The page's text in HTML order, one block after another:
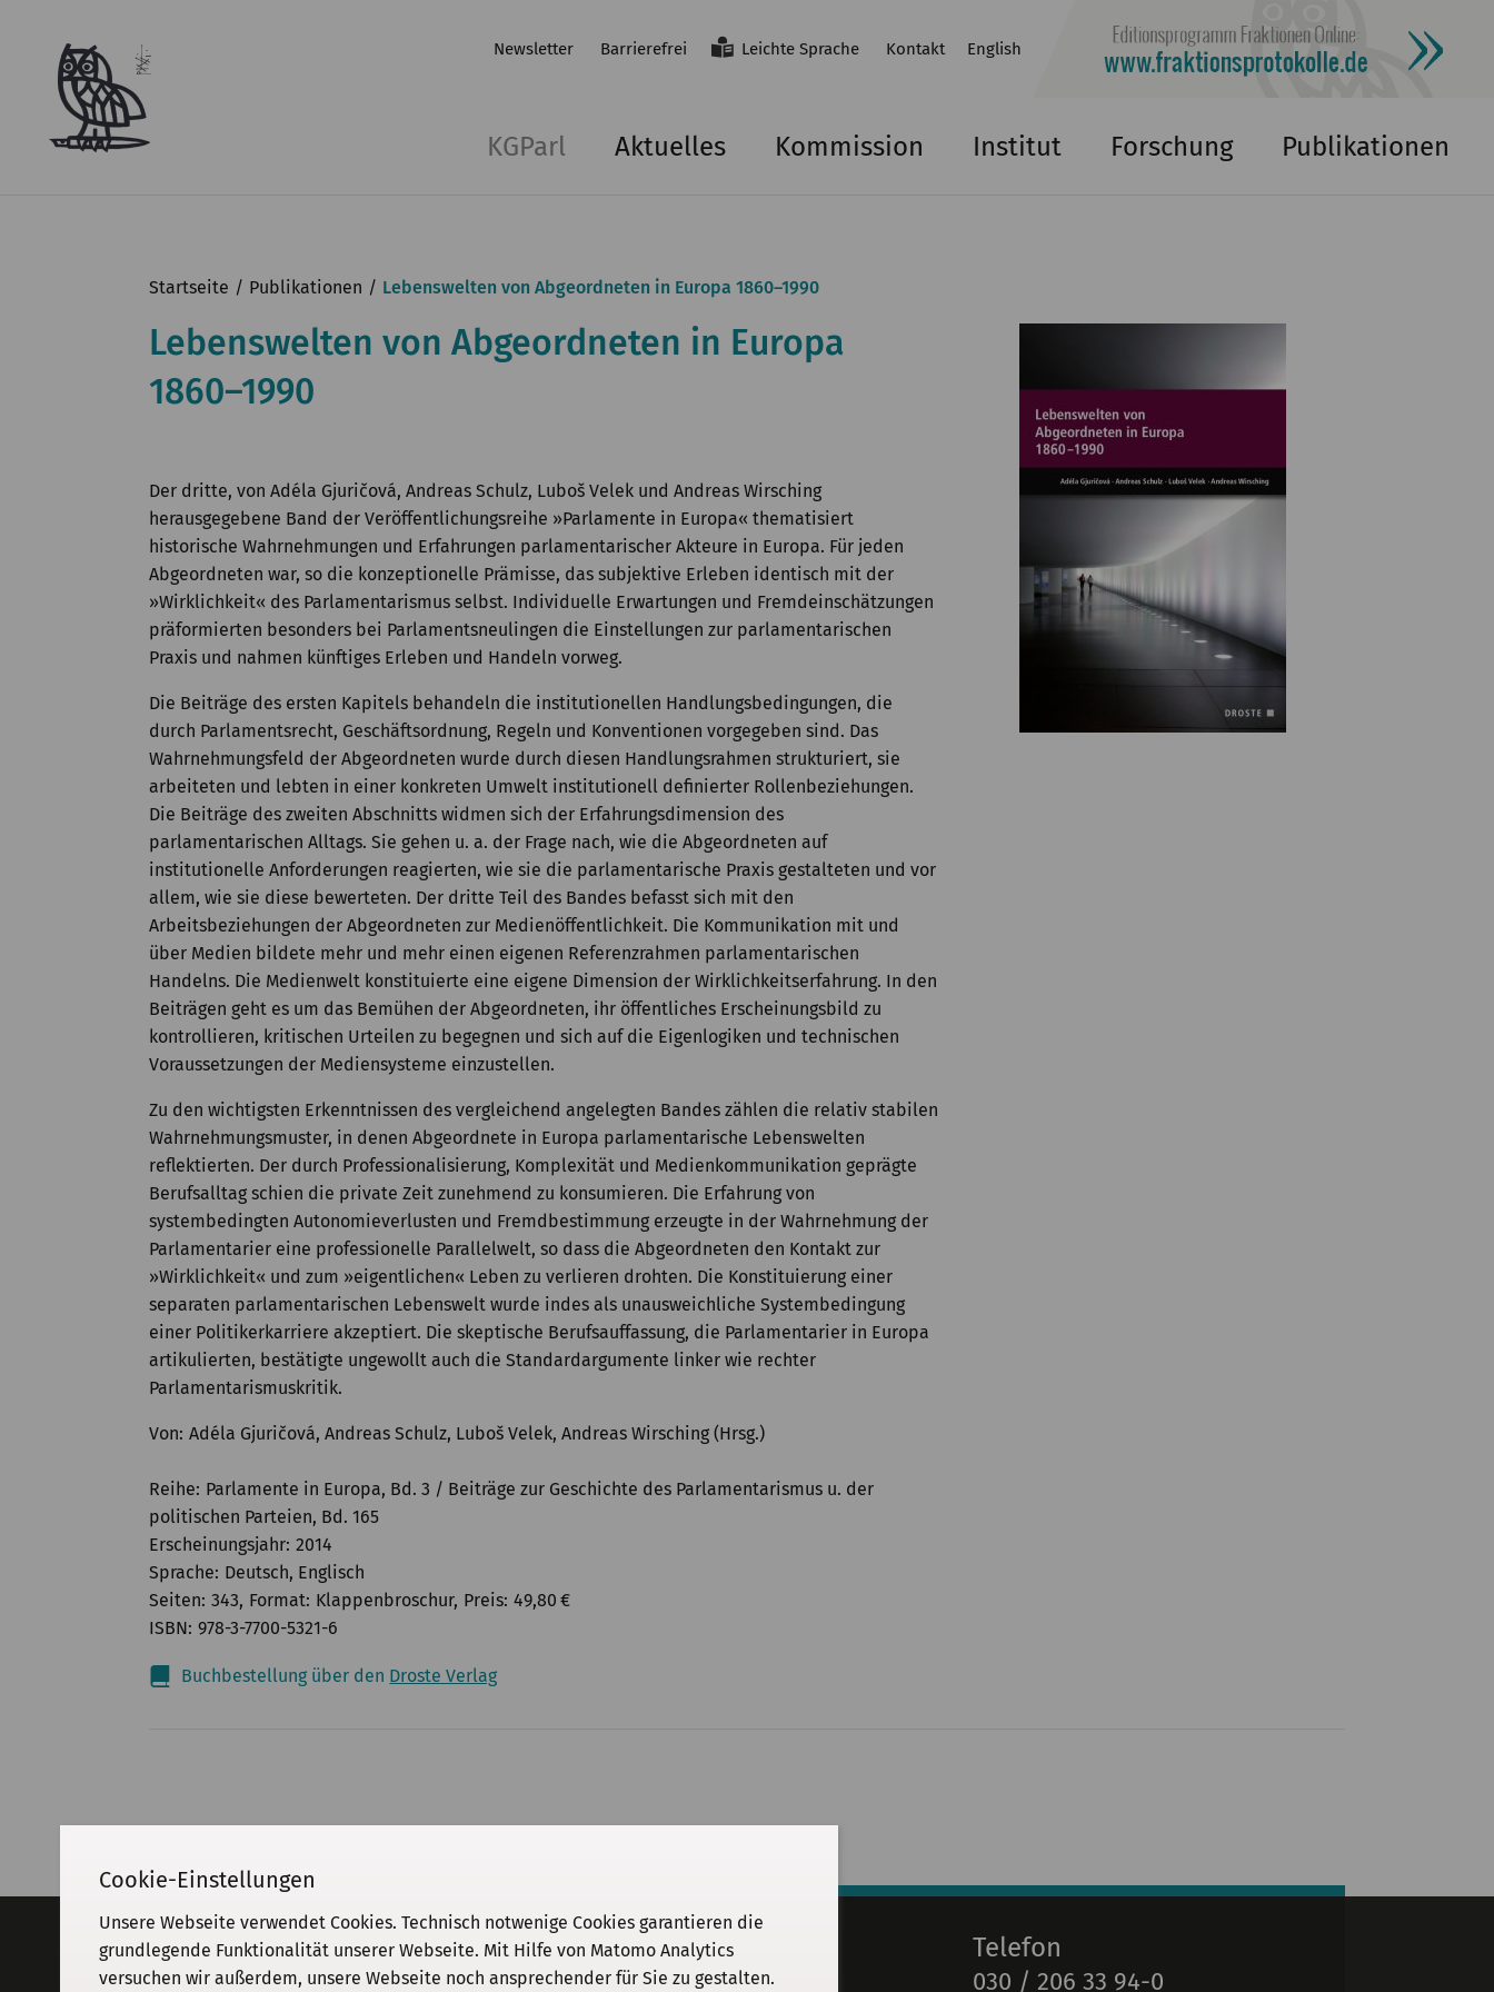
Newsletter Barrierefrei Leichte Sprache Kontakt English
KGParl Aktuelles Kommission Institut Forschung Publikationen
Startseite Publikationen Lebenswelten von Abgeordneten in Europa 1860–1990
Lebenswelten von Abgeordneten in Europa
1860–1990
Der dritte, von Adéla Gjuričová, Andreas Schulz, Luboš Velek und Andreas Wirsching
herausgegebene Band der Veröffentlichungsreihe »Parlamente in Europa« thematisiert
historische Wahrnehmungen und Erfahrungen parlamentarischer Akteure in Europa. Für jeden
Abgeordneten war, so die konzeptionelle Prämisse, das subjektive Erleben identisch mit der
»Wirklichkeit« des Parlamentarismus selbst. Individuelle Erwartungen und Fremdeinschätzungen
präformierten besonders bei Parlamentsneulingen die Einstellungen zur parlamentarischen
Praxis und nahmen künftiges Erleben und Handeln vorweg.
Die Beiträge des ersten Kapitels behandeln die institutionellen Handlungsbedingungen, die
durch Parlamentsrecht, Geschäftsordnung, Regeln und Konventionen vorgegeben sind. Das
Wahrnehmungsfeld der Abgeordneten wurde durch diesen Handlungsrahmen strukturiert, sie
arbeiteten und lebten in einer konkreten Umwelt institutionell definierter Rollenbeziehungen.
Die Beiträge des zweiten Abschnitts widmen sich der Erfahrungsdimension des
parlamentarischen Alltags. Sie gehen u. a. der Frage nach, wie die Abgeordneten auf
institutionelle Anforderungen reagierten, wie sie die parlamentarische Praxis gestalteten und vor
allem, wie sie diese bewerteten. Der dritte Teil des Bandes befasst sich mit den
Arbeitsbeziehungen der Abgeordneten zur Medienöffentlichkeit. Die Kommunikation mit und
über Medien bildete mehr und mehr einen eigenen Referenzrahmen parlamentarischen
Handelns. Die Medienwelt konstituierte eine eigene Dimension der Wirklichkeitserfahrung. In den
Beiträgen geht es um das Bemühen der Abgeordneten, ihr öffentliches Erscheinungsbild zu
kontrollieren, kritischen Urteilen zu begegnen und sich auf die Eigenlogiken und technischen
Voraussetzungen der Mediensysteme einzustellen.
Zu den wichtigsten Erkenntnissen des vergleichend angelegten Bandes zählen die relativ stabilen
Wahrnehmungsmuster, in denen Abgeordnete in Europa parlamentarische Lebenswelten
reflektierten. Der durch Professionalisierung, Komplexität und Medienkommunikation geprägte
Berufsalltag schien die private Zeit zunehmend zu konsumieren. Die Erfahrung von
systembedingten Autonomieverlusten und Fremdbestimmung erzeugte in der Wahrnehmung der
Parlamentarier eine professionelle Parallelwelt, so dass die Abgeordneten den Kontakt zur
»Wirklichkeit« und zum »eigentlichen« Leben zu verlieren drohten. Die Konstituierung einer
separaten parlamentarischen Lebenswelt wurde indes als unausweichliche Systembedingung
einer Politikerkarriere akzeptiert. Die skeptische Berufsauffassung, die Parlamentarier in Europa
artikulierten, bestätigte ungewollt auch die Standardargumente linker wie rechter
Parlamentarismuskritik.
Von Adéla Gjuričová, Andreas Schulz, Luboš Velek, Andreas Wirsching (Hrsg.)
Reihe Parlamente in Europa, Bd. 3 / Beiträge zur Geschichte des Parlamentarismus u. der
politischen Parteien, Bd. 165
Erscheinungsjahr 2014
Sprache Deutsch, Englisch
Seiten 343 Format Klappenbroschur Preis 49,80 €
ISBN 978-3-7700-5321-6
Buchbestellung über den Droste Verlag
Adresse
KGParl
E-Mail
info@kgparl.de
Telefon
030 / 206 33 94-0
Cookie-Einstellungen
Unsere Webseite verwendet Cookies. Technisch notwenige Cookies garantieren die
grundlegende Funktionalität unserer Webseite. Mit Hilfe von Matomo Analytics
versuchen wir außerdem, unsere Webseite noch ansprechender für Sie zu gestalten.